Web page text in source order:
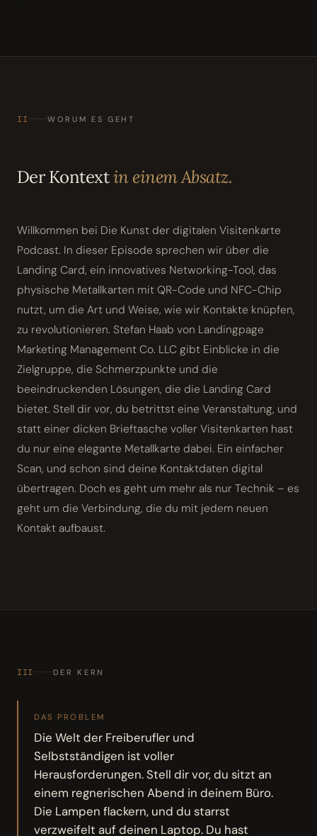
II WORUM ES GEHT
Der Kontextin einem Absatz.
Willkommen bei Die Kunst der digitalen Visitenkarte
Podcast. In dieser Episode sprechen wir über die
Landing Card, ein innovatives Networking-Tool, das
physische Metallkarten mit QR-Code und NFC-Chip
nutzt, um die Art und Weise, wie wir Kontakte knüpfen,
zu revolutionieren. Stefan Haab von Landingpage
Marketing Management Co. LLC gibt Einblicke in die
Zielgruppe, die Schmerzpunkte und die
beeindruckenden Lösungen, die die Landing Card
bietet. Stell dir vor, du betrittst eine Veranstaltung, und
statt einer dicken Brieftasche voller Visitenkarten hast
du nur eine elegante Metallkarte dabei. Ein einfacher
Scan, und schon sind deine Kontaktdaten digital
übertragen. Doch es geht um mehr als nur Technik – es
geht um die Verbindung, die du mit jedem neuen
Kontakt aufbaust.
III DER KERN
DAS PROBLEM
Die Welt der Freiberufler und
Selbstständigen ist voller
Herausforderungen. Stell dir vor, du sitzt an
einem regnerischen Abend in deinem Büro.
Die Lampen flackern, und du starrst
verzweifelt auf deinen Laptop. Du hast